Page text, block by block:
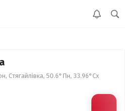
Стягайлівка, 50.6°Пн, 33.96°Сх